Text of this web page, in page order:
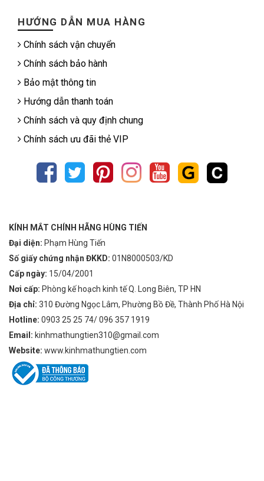
HƯỚNG DẪN MUA HÀNG
Chính sách vận chuyển
Chính sách bảo hành
Bảo mật thông tin
Hướng dẫn thanh toán
Chính sách và quy định chung
Chính sách ưu đãi thẻ VIP
KÍNH MẮT CHÍNH HÃNG HÙNG TIẾN
Đại diện: Phạm Hùng Tiến
Số giấy chứng nhận ĐKKD: 01N8000503/KD
Cấp ngày: 15/04/2001
Nơi cấp: Phòng kế hoạch kinh tế Q. Long Biên, TP HN
Địa chỉ: 310 Đường Ngọc Lâm, Phường Bồ Đề, Thành Phố Hà Nội
Hotline: 0903 25 25 74/ 096 357 1919
Email: kinhmathungtien310@gmail.com
Website: www.kinhmathungtien.com